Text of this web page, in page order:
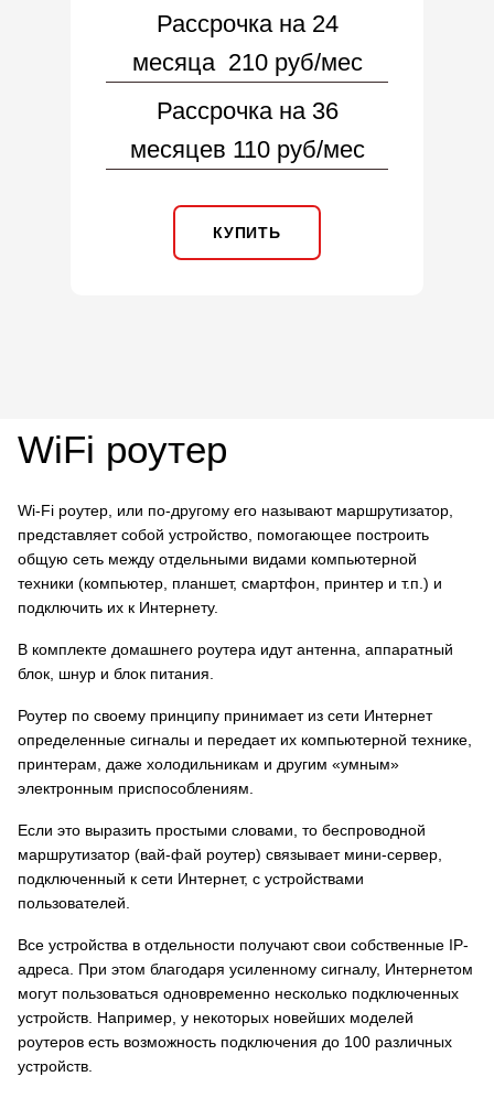
Рассрочка на 24
месяца 210 руб/мес
Рассрочка на 36
месяцев 110 руб/мес
КУПИТЬ
WiFi роутер
Wi-Fi роутер, или по-другому его называют маршрутизатор,
представляет собой устройство, помогающее построить
общую сеть между отдельными видами компьютерной
техники (компьютер, планшет, смартфон, принтер и т.п.) и
подключить их к Интернету.
В комплекте домашнего роутера идут антенна, аппаратный
блок, шнур и блок питания.
Роутер по своему принципу принимает из сети Интернет
определенные сигналы и передает их компьютерной технике,
принтерам, даже холодильникам и другим «умным»
электронным приспособлениям.
Если это выразить простыми словами, то беспроводной
маршрутизатор (вай-фай роутер) связывает мини-сервер,
подключенный к сети Интернет, с устройствами
пользователей.
Все устройства в отдельности получают свои собственные IP-
адреса. При этом благодаря усиленному сигналу, Интернетом
могут пользоваться одновременно несколько подключенных
устройств. Например, у некоторых новейших моделей
роутеров есть возможность подключения до 100 различных
устройств.